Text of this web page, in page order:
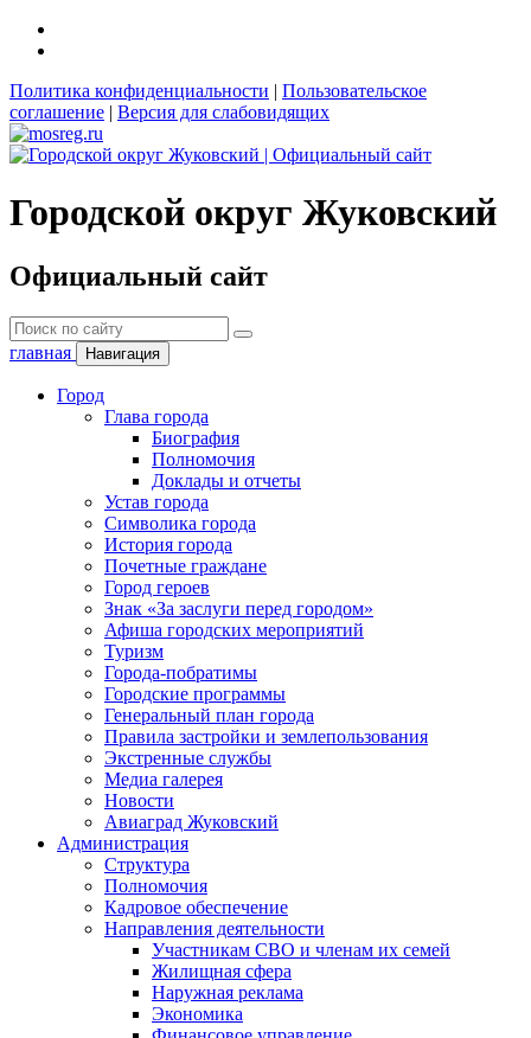
Политика конфиденциальности | Пользовательское
соглашение | Версия для слабовидящих
Городской округ Жуковский
Официальный сайт
главная Навигация
Город
Глава города
Биография
Полномочия
Доклады и отчеты
Устав города
Символика города
История города
Почетные граждане
Город героев
Знак «За заслуги перед городом»
Афиша городских мероприятий
Туризм
Города-побратимы
Городские программы
Генеральный план города
Правила застройки и землепользования
Экстренные службы
Медиа галерея
Новости
Авиаград Жуковский
Администрация
Структура
Полномочия
Кадровое обеспечение
Направления деятельности
Участникам СВО и членам их семей
Жилищная сфера
Наружная реклама
Экономика